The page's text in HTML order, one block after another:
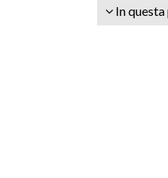
In